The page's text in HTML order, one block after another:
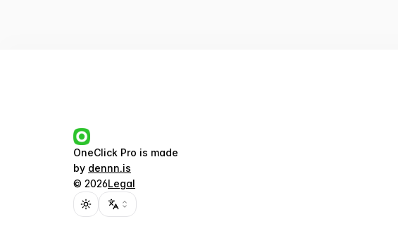
OneClick Pro is made
by dennn.is
© 2026Legal
Toggle theme